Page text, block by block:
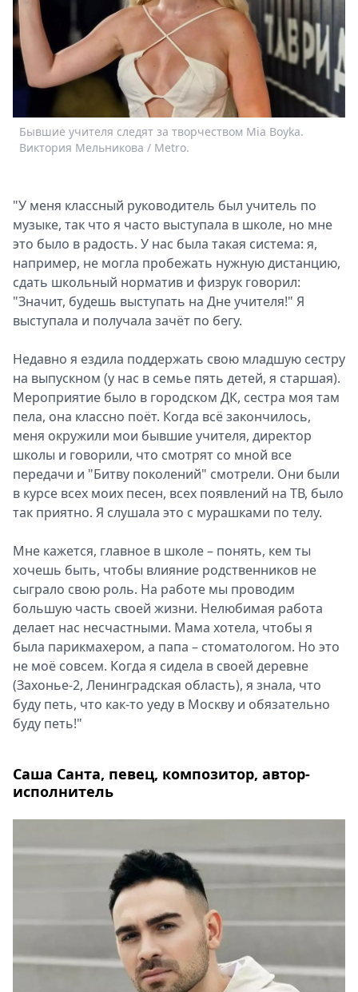
Бывшие учителя следят за творчеством Mia Boyka.
Виктория Мельникова / Metro.
"У меня классный руководитель был учитель по
музыке, так что я часто выступала в школе, но мне
это было в радость. У нас была такая система: я,
например, не могла пробежать нужную дистанцию,
сдать школьный норматив и физрук говорил:
"Значит, будешь выступать на Дне учителя!" Я
выступала и получала зачёт по бегу.
Недавно я ездила поддержать свою младшую сестру
на выпускном (у нас в семье пять детей, я старшая).
Мероприятие было в городском ДК, сестра моя там
пела, она классно поёт. Когда всё закончилось,
меня окружили мои бывшие учителя, директор
школы и говорили, что смотрят со мной все
передачи и "Битву поколений" смотрели. Они были
в курсе всех моих песен, всех появлений на ТВ, было
так приятно. Я слушала это с мурашками по телу.
Мне кажется, главное в школе – понять, кем ты
хочешь быть, чтобы влияние родственников не
сыграло свою роль. На работе мы проводим
большую часть своей жизни. Нелюбимая работа
делает нас несчастными. Мама хотела, чтобы я
была парикмахером, а папа – стоматологом. Но это
не моё совсем. Когда я сидела в своей деревне
(Захонье-2, Ленинградская область), я знала, что
буду петь, что как-то уеду в Москву и обязательно
буду петь!"
Саша Санта, певец, композитор, автор-
исполнитель